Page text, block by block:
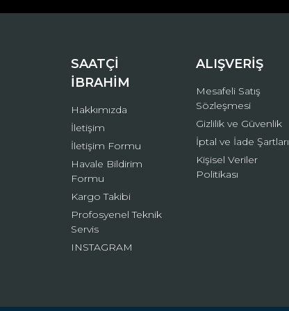
Bu ürüne benzer farklı alternatifler olmalı.
SAATÇİ
İBRAHİM
Hakkımızda
İletişim
İletişim Formu
Havale Bildirim
Formu
Kargo Takibi
Profosyenel Teknik
Servis
INSTAGRAM
ALIŞVERİŞ
Mesafeli Satış
Sözleşmesi
Gizlilik ve Güvenlik
İptal ve İade Şartları
Kişisel Veriler
Politikası